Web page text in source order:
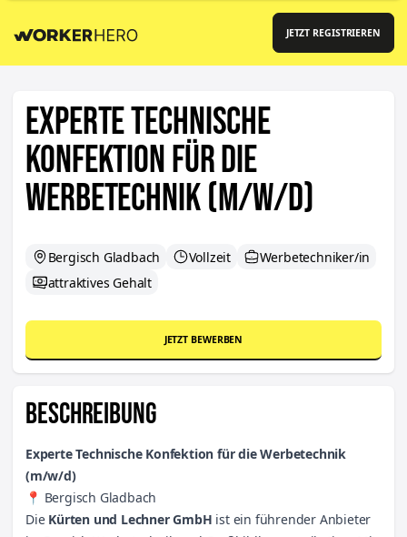
JETZT REGISTRIEREN
Experte Technische
Konfektion für die
Werbetechnik (m/w/d)
Bergisch Gladbach Vollzeit
Werbetechniker/in
attraktives Gehalt
JETZT BEWERBEN
BESCHREIBUNG
Experte Technische Konfektion für die Werbetechnik
(m/w/d)
📍 Bergisch Gladbach
Die Kürten und Lechner GmbH ist ein führender Anbieter